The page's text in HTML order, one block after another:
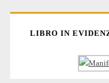
LIBRO IN